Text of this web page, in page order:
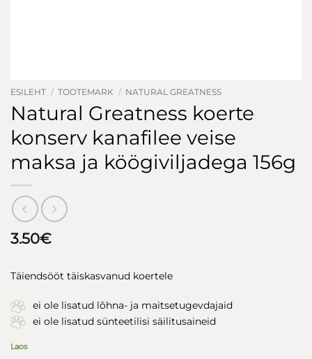
ESILEHT / TOOTEMARK / NATURAL GREATNESS
Natural Greatness koerte
konserv kanafilee veise
maksa ja köögiviljadega 156g
3.50€
Täiendsööt täiskasvanud koertele
ei ole lisatud lõhna- ja maitsetugevdajaid
ei ole lisatud sünteetilisi säilitusaineid
Laos